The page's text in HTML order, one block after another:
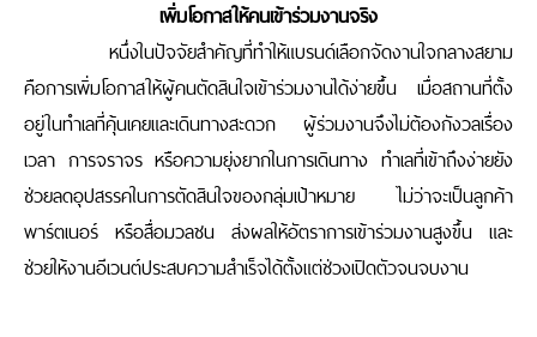
เพิ่มโอกาสให้คนเข้าร่วมงานจริง
หนึ่งในปัจจัยสำคัญที่ทำให้แบรนด์เลือกจัดงานใจกลางสยาม
คือการเพิ่มโอกาสให้ผู้คนตัดสินใจเข้าร่วมงานได้ง่ายขึ้น เมื่อสถานที่ตั้ง
อยู่ในทำเลที่คุ้นเคยและเดินทางสะดวก ผู้ร่วมงานจึงไม่ต้องกังวลเรื่อง
เวลา การจราจร หรือความยุ่งยากในการเดินทาง ทำเลที่เข้าถึงง่ายยัง
ช่วยลดอุปสรรคในการตัดสินใจของกลุ่มเป้าหมาย ไม่ว่าจะเป็นลูกค้า
พาร์ตเนอร์ หรือสื่อมวลชน ส่งผลให้อัตราการเข้าร่วมงานสูงขึ้น และ
ช่วยให้งานอีเวนต์ประสบความสำเร็จได้ตั้งแต่ช่วงเปิดตัวจนจบงาน